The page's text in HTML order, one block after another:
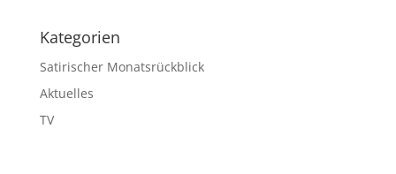
Kategorien
Satirischer Monatsrückblick
Aktuelles
TV